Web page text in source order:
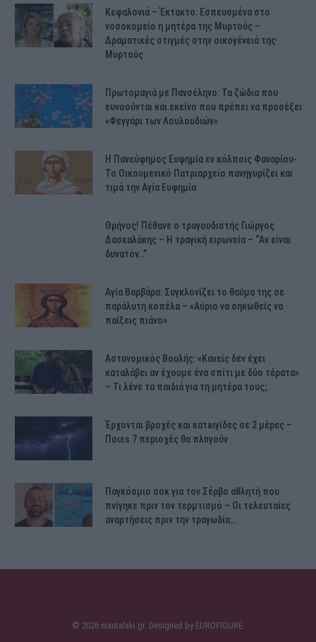
Κεφαλονιά – Έκτακτο: Εσπευσμένα στο
νοσοκομείο η μητέρα της Μυρτούς –
Δραματικές στιγμές στην οικογένειά της
Μυρτούς
Πρωτομαγιά με Πανσέληνο: Τα ζώδια που
ευνοούνται και εκείνο που πρέπει να προσέξει
«Φεγγάρι των Λουλουδιών»
H Πανεύφημος Ευφημία εν κόλποις Φαναρίου-
Το Οικουμενικό Πατριαρχείο πανηγυρίζει και
τιμά την Αγία Ευφημία
Θρήνος! Πέθανε ο τραγουδιστής Γιώργος
Δασκαλάκης – Η τραγική ειρωνεία – “Αν είναι
δυνατόν…”
Αγία Βαρβάρα: Συγκλονίζει το θαύμα της σε
παράλυτη κοπέλα – «Αύριο να σηκωθείς να
παίξεις πιάνο»
Αστυνομικός Bουλής: «Κανείς δεν έχει
καταλάβει αν έχουμε ένα σπίτι με δύο τέρατα»
– Τι λένε τα παιδιά για τη μητέρα τους;
Έρχονται βροχές και κατaιγίδες σε 2 μέpες –
Ποιεs 7 πεpιοχές θα πλnγούν
Παγκόσμιο σοκ για τον Σέρβο αθλητή που
πνίγηκε πριν τον τερμτισμό – Οι τελευταίες
αναρτήσεις πριν την τραγωδία…
© 2026 mantalaki.gr. Designed by EUROFIGURE.